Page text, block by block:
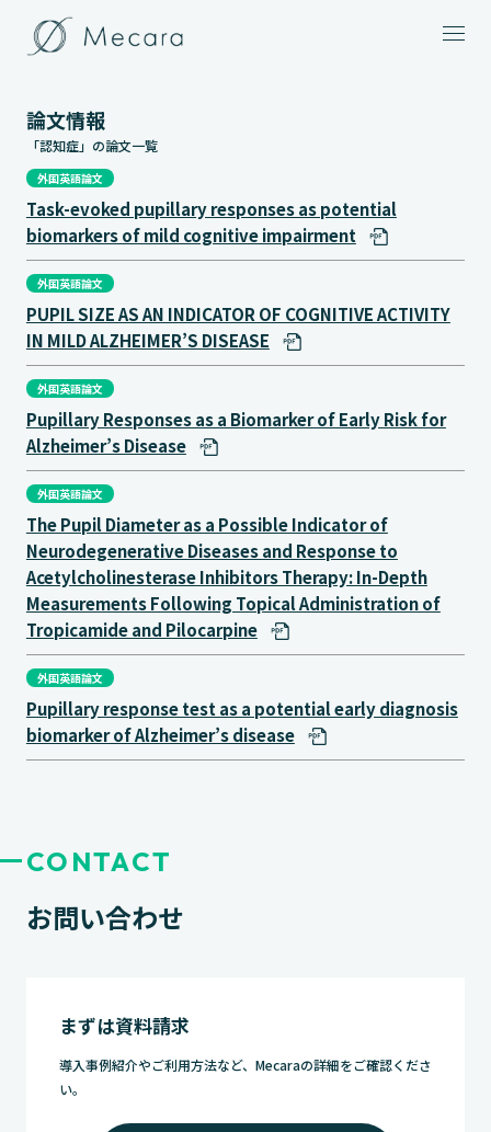
論文情報
「認知症」の論文一覧
外国英語論文
Task-evoked pupillary responses as potential
biomarkers of mild cognitive impairment
外国英語論文
PUPIL SIZE AS AN INDICATOR OF COGNITIVE ACTIVITY
IN MILD ALZHEIMER’S DISEASE
外国英語論文
Pupillary Responses as a Biomarker of Early Risk for
Alzheimer’s Disease
外国英語論文
The Pupil Diameter as a Possible Indicator of
Neurodegenerative Diseases and Response to
Acetylcholinesterase Inhibitors Therapy: In-Depth
Measurements Following Topical Administration of
Tropicamide and Pilocarpine
外国英語論文
Pupillary response test as a potential early diagnosis
biomarker of Alzheimer’s disease
CONTACT
お問い合わせ
まずは資料請求
導入事例紹介やご利用方法など、Mecaraの詳細をご確認くださ
い。